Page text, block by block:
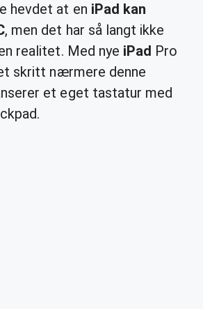
hevdet at en iPad kan
, men det har så langt ikke
realitet. Med nye iPad Pro
skritt nærmere denne
et eget tastatur med